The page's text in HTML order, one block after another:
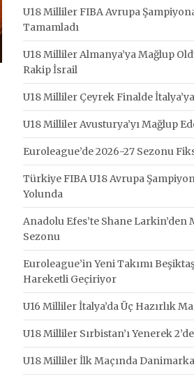
U18 Milliler FIBA Avrupa
Tamamladı
U18 Milliler Almanya’ya Mağlup
Rakip İsrail
U18 Milliler Çeyrek Finalde
U18 Milliler Avusturya’yı Mağlup
Euroleague’de 2026-27 Sezonu
Türkiye FIBA U18 Avrupa
Yolunda
Anadolu Efes’te Shane Larkin’den
Sezonu
Euroleague’in Yeni Takımı
Hareketli Geçiriyor
U16 Milliler İtalya’da Üç Hazırlık
U18 Milliler Sırbistan’ı Yenerek
U18 Milliler İlk Maçında